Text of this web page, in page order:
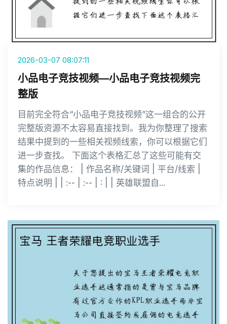
2026-03-07 08:07:11
小品电子竞技视频—小品电子竞技视频完
整版
目前完全符合“小品电子竞技视频”这一组合的公开
完整版资源不太容易直接找到。我为你整理了搜索
结果中提到的一些相关视频线索，你可以根据它们
进一步查找。 下面这个表格汇总了这些可能有交
集的作品信息： | 作品名称/关键词 | 平台/线索 |
特点说明 | | :-- | :-- | : | | 英雄联盟自...